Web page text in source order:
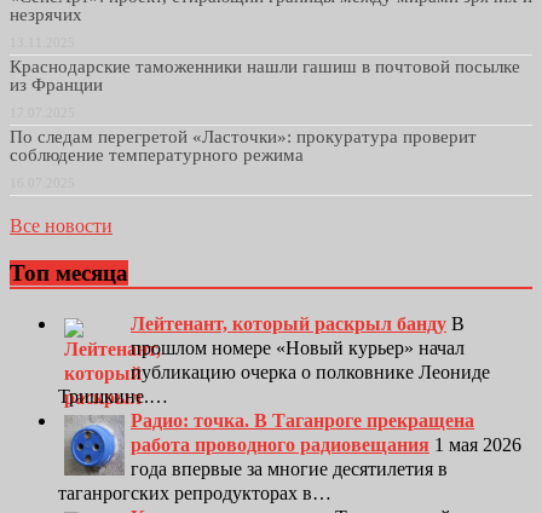
незрячих
Краснодарские таможенники нашли гашиш в почтовой посылке
из Франции
По следам перегретой «Ласточки»: прокуратура проверит
соблюдение температурного режима
Все новости
Топ месяца
Лейтенант, который раскрыл банду В
прошлом номере «Новый курьер» начал
публикацию очерка о полковнике Леониде
Тришкине.…
Радио: точка. В Таганроге прекращена
работа проводного радиовещания 1 мая 2026
года впервые за многие десятилетия в
таганрогских репродукторах в…